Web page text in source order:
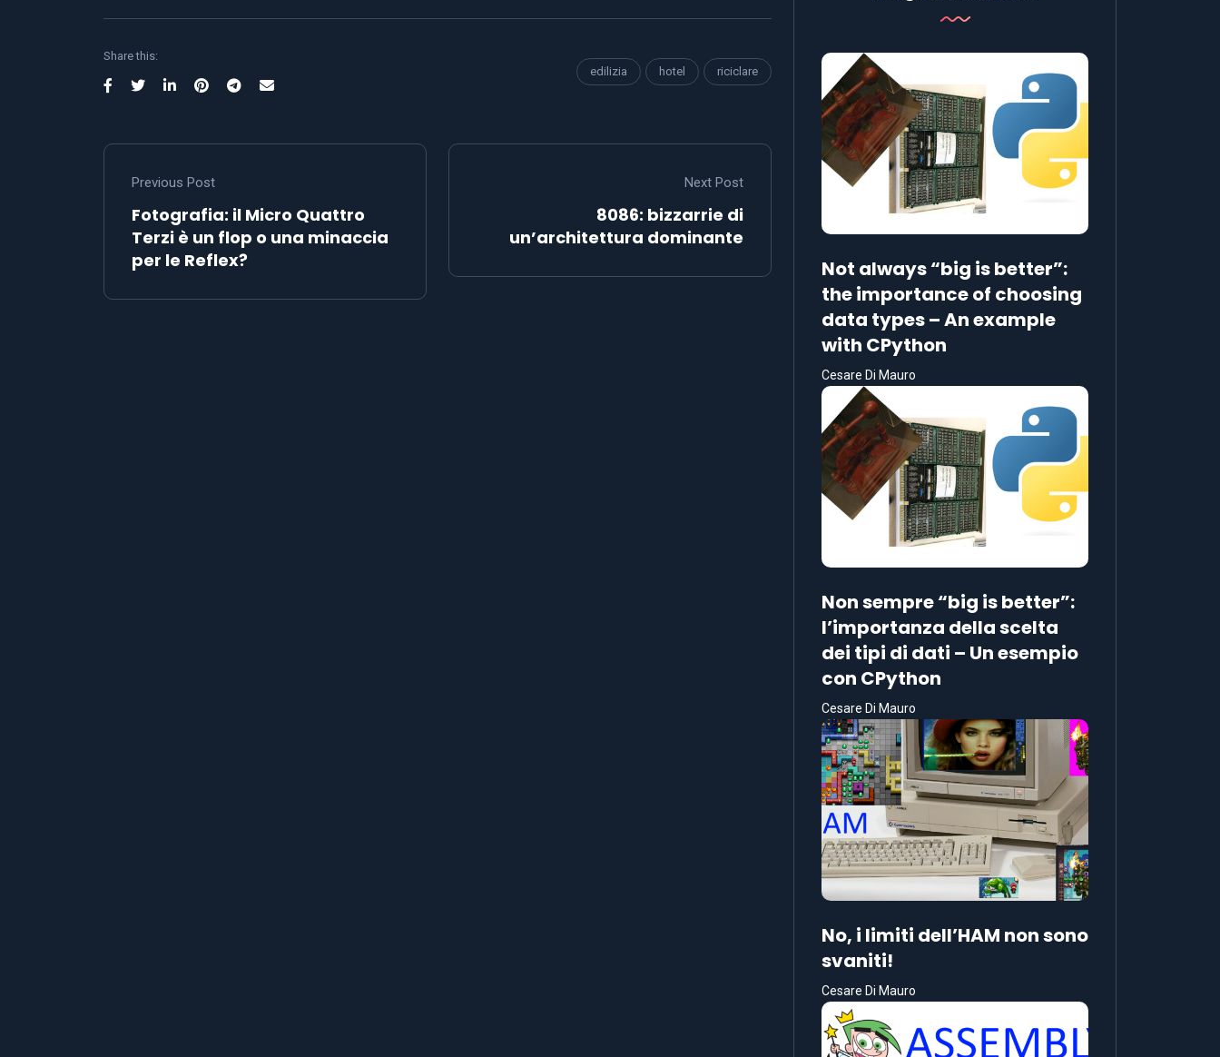
Share this:
edilizia
hotel riciclare
Previous Post
Fotografia: il Micro Quattro
Terzi è un flop o una minaccia
per le Reflex?
Next Post
8086: bizzarrie di
un’architettura dominante
Not always “big is better”:
the importance of choosing
data types – An example
with CPython
Cesare Di Mauro
Non sempre “big is better”:
l’importanza della scelta
dei tipi di dati – Un esempio
con CPython
Cesare Di Mauro
No, i limiti dell’HAM non sono
svaniti!
Cesare Di Mauro